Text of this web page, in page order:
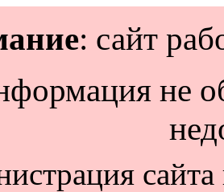
: сайт
не
сайта